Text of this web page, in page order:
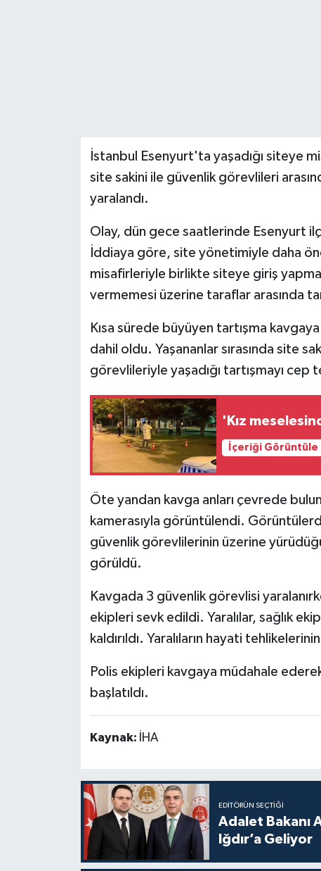
İstanbul Esenyurt'ta yaşadığı siteye
site sakini ile güvenlik görevlileri
yaralandı.
Olay, dün gece saatlerinde Esenyurt
İddiaya göre, site yönetimiyle daha
misafirleriyle birlikte siteye giriş
vermemesi üzerine taraflar arasında
Kısa sürede büyüyen tartışma
dahil oldu. Yaşananlar sırasında site
görevlileriyle yaşadığı tartışmayı
'Kız
İçeriği Görüntüle
Öte yandan kavga anları çevrede
kamerasıyla görüntülendi.
güvenlik görevlilerinin üzerine
görüldü.
Kavgada 3 güvenlik görevlisi
ekipleri sevk edildi. Yaralılar, sağlık
kaldırıldı. Yaralıların hayati
Polis ekipleri kavgaya müdahale
başlatıldı.
Kaynak: İHA
EDITÖRÜN SEÇTIĞI
Adalet Bakanı
Iğdır’a Geliyor